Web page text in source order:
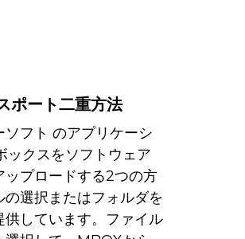
ポート二重方法
フト のアプリケーシ
ックスをソフトウェア
プロードする2つの方
選択またはフォルダを
しています。ファイル